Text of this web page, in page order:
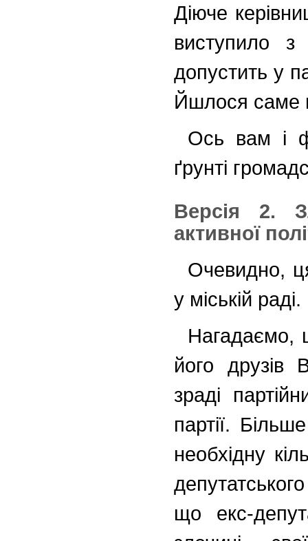
Діюче
виступило
допустить у
Йшлося саме
Ось вам і
ґрунті
Версія 2.
активної
Очевидно,
у міській раді.
Нагадаємо,
його друзів
зраді
партії.
необхідну
що екс-